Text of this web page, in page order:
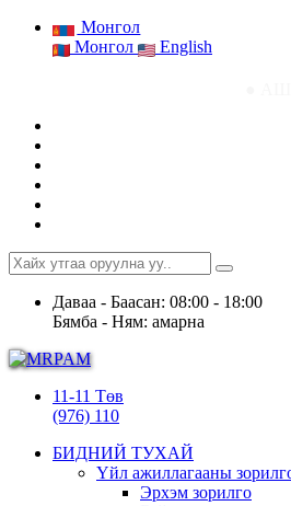
Монгол
Монгол
English
Даваа - Баасан: 08:00 - 18:00
Бямба - Ням: амарна
11-11 Төв
(976) 110
БИДНИЙ ТУХАЙ
Үйл ажиллагааны
Эрхэм зорилго